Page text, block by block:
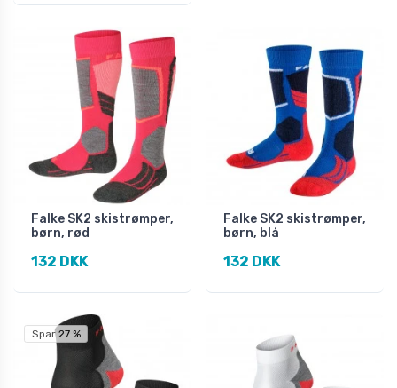
Falke SK2 skistrømper,
børn, rød
132 DKK
Falke SK2 skistrømper,
børn, blå
132 DKK
Spar 27 %